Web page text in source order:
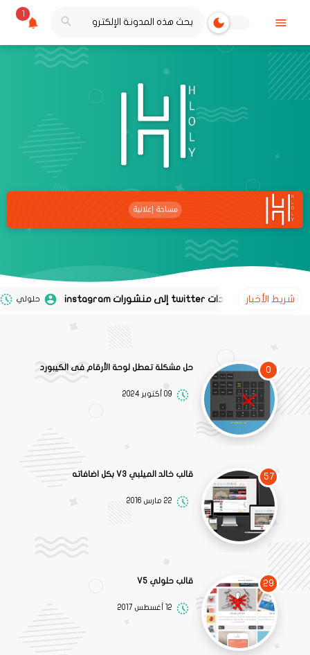
1
شريط الأخبار حلولي 02 نوفمبر 2020
0 حل مشكلة تعطل لوحة الأرقام فى الكيبورد
09 أكتوبر 2024
57 قالب خالد الميلبي V3 بكل اضافاته
22 مارس 2016
29 قالب حلولي V5
12 أغسطس 2017